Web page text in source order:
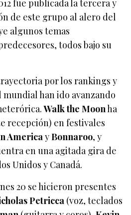
fue publicada la tercera y
de este grupo al alero del
algunos temas
todos bajo su
por los rankings y
han ido avanzando
Walk the Moonha
recepción) en festivales
AmericayBonnaroo, y
en una agitada gira de
Unidos y Canadá.
20 se hicieron presentes
Petricca (voz, teclados